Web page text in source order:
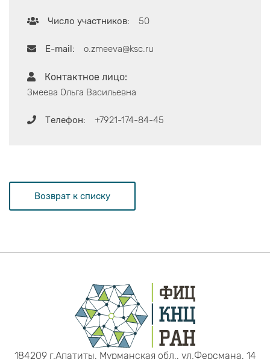
Число участников: 50
E-mail: o.zmeeva@ksc.ru
Контактное лицо:
Змеева Ольга Васильевна
Телефон: +7921-174-84-45
Возврат к списку
184209 г.Апатиты, Мурманская обл., ул.Ферсмана, 14